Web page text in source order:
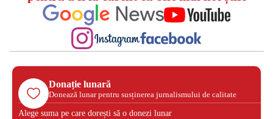
Donație lunară
Donează lunar pentru susținerea jurnalismului de calitate
Alege suma pe care dorești să o donezi lunar